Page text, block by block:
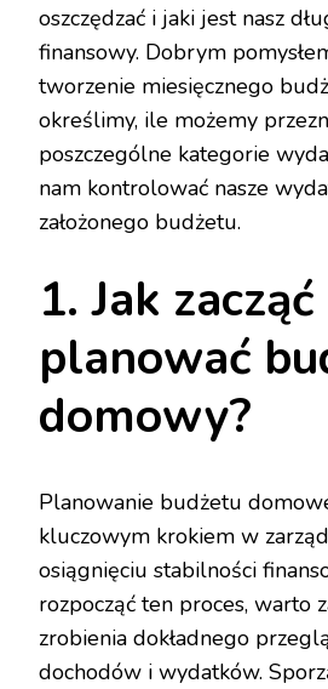
oszczędzać i jaki jest nasz
finansowy. Dobrym
tworzenie miesięcznego
określimy, ile możemy
poszczególne kategorie
nam kontrolować nasze
założonego budżetu.
1. Jak zacząć
planować
domowy?
Planowanie budżetu
kluczowym krokiem w
osiągnięciu stabilności
rozpocząć ten proces, warto
zrobienia dokładnego
dochodów i wydatków.